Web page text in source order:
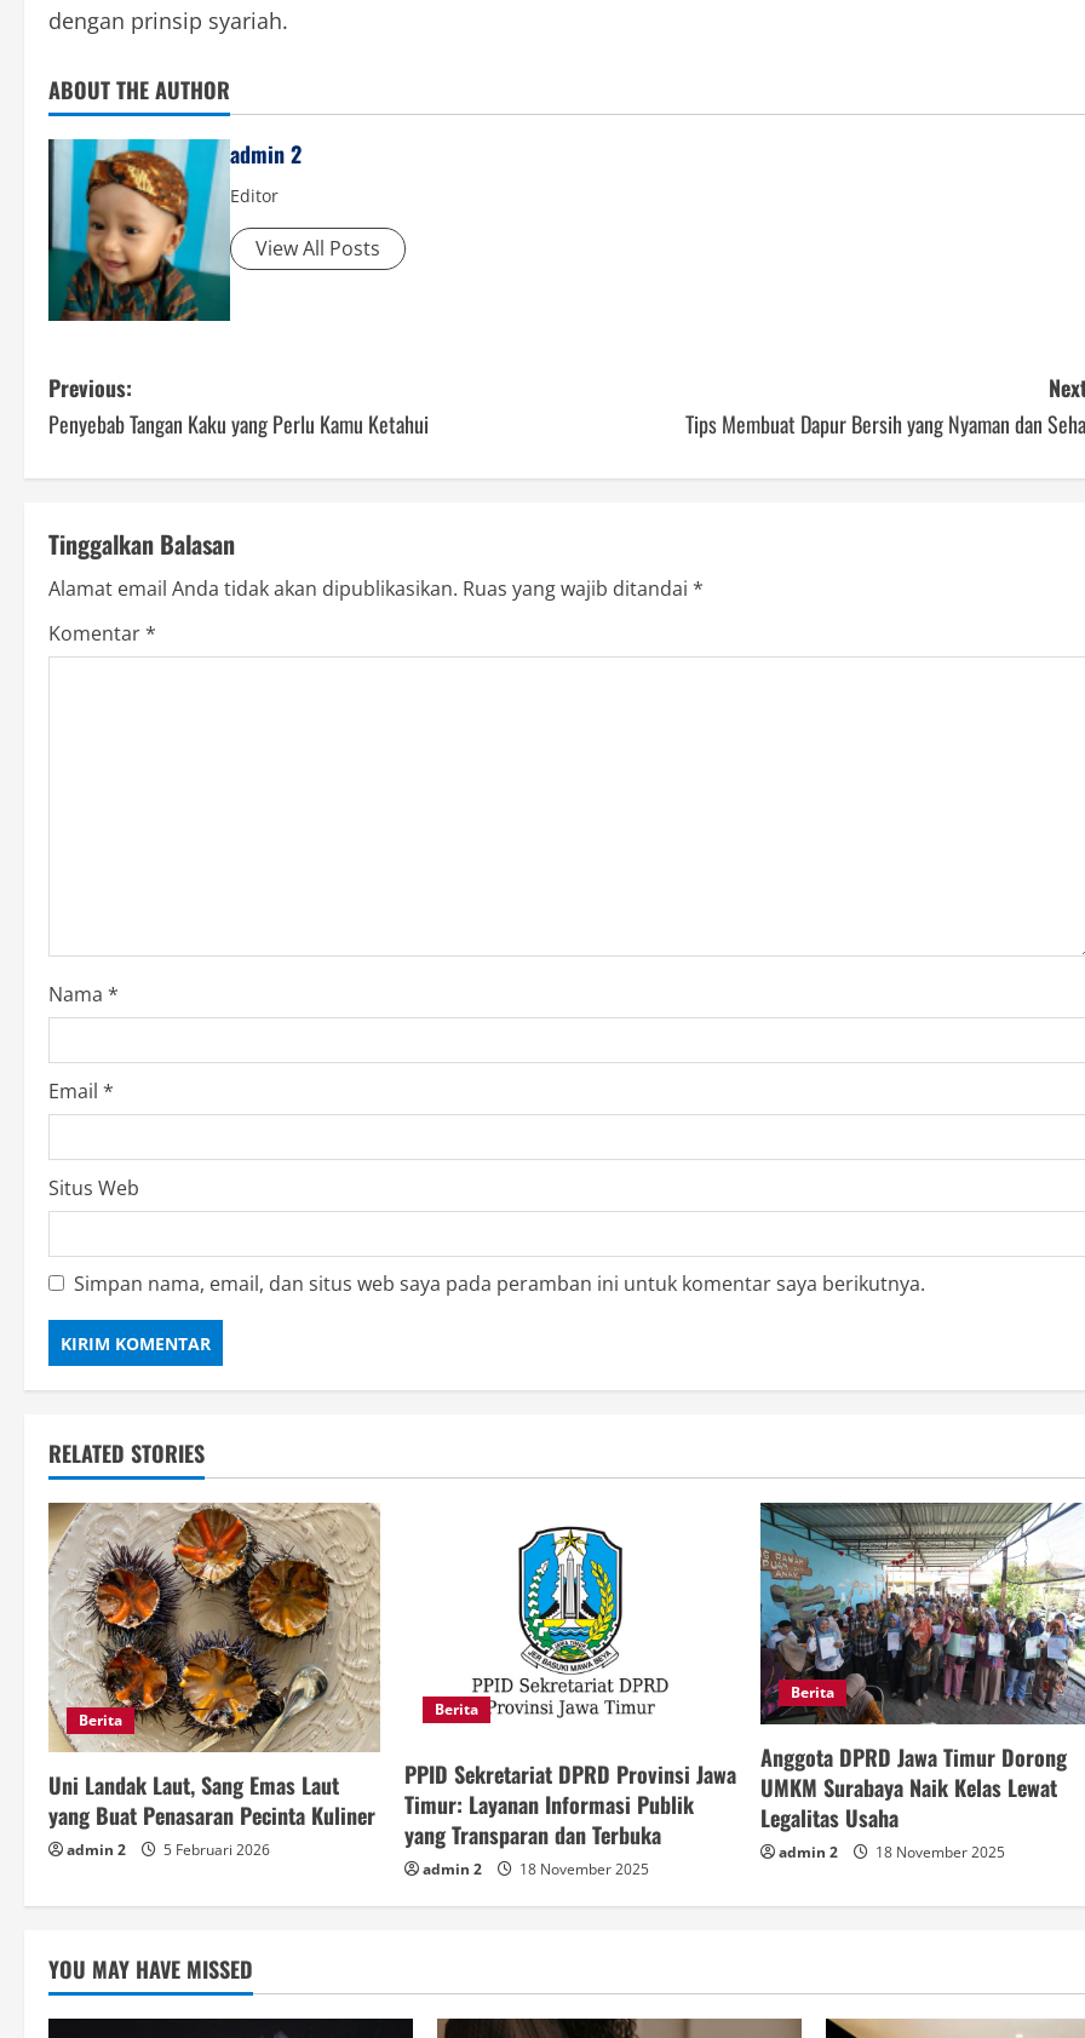
dengan prinsip syariah.
ABOUT THE AUTHOR
admin 2
Editor
View All Posts
P
o
s
t
n
a
i
o
n
Previous:
Penyebab Tangan Kaku yang Perlu Kamu Ketahui
Tips Membuat Dapur Bersih yang Nyaman dan
Tinggalkan Balasan
Alamat email Anda tidak akan dipublikasikan. Ruas yang wajib ditandai *
Komentar*
Nama *
Email *
Situs Web
Simpan nama, email, dan situs web saya pada peramban ini untuk komentar saya berikutnya.
RELATED STORIES
Berita
Uni Landak Laut, Sang Emas Laut
yang Buat Penasaran Pecinta Kuliner
admin 2 5 Februari 2026
Berita
PPID Sekretariat DPRD Provinsi Jawa
Timur: Layanan Informasi Publik
yang Transparan dan Terbuka
admin 2 18 November 2025
Berita
Anggota DPRD Jawa Timur Dorong
UMKM Surabaya Naik Kelas Lewat
Legalitas Usaha
admin 2 18 November 2025
YOU MAY HAVE MISSED